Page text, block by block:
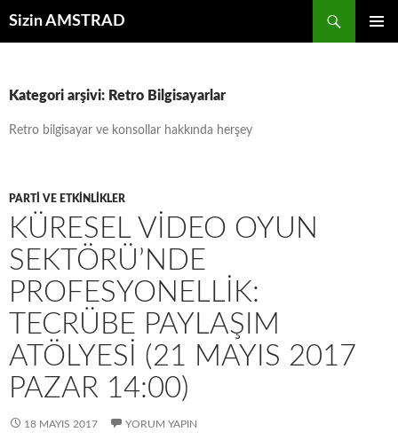
Sizin AMSTRAD
Kategori arşivi: Retro Bilgisayarlar
Retro bilgisayar ve konsollar hakkında herşey
PARTI VE ETKINLIKLER
KÜRESEL VIDEO OYUN
SEKTÖRÜ’NDE
PROFESYONELLIK:
TECRÜBE PAYLAŞIM
ATÖLYESI (21 MAYIS 2017
PAZAR 14:00)
18 MAYIS 2017 YORUM YAPIN